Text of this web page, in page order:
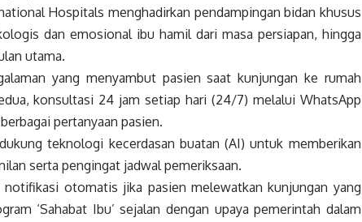
Hospitals menghadirkan pendampingan bidan khusus
dan emosional ibu hamil dari masa persiapan, hingga
utama.
yang menyambut pasien saat kunjungan ke rumah
konsultasi 24 jam setiap hari (24/7) melalui WhatsApp
pertanyaan pasien.
teknologi kecerdasan buatan (AI) untuk memberikan
serta pengingat jadwal pemeriksaan.
otomatis jika pasien melewatkan kunjungan yang
‘Sahabat Ibu’ sejalan dengan upaya pemerintah dalam